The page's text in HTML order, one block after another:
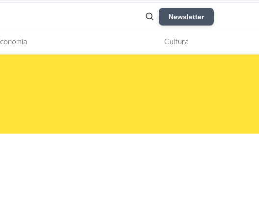
Newsletter
Cultura